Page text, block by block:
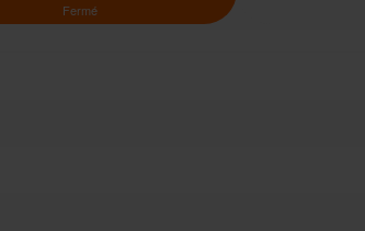
Fermé